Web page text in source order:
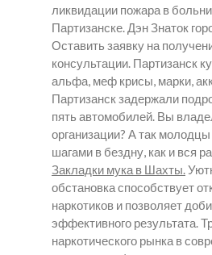
ликвидации пожара в
Партизанске. Дэн Знаток
Оставить заявку на
консультации. Партизанск
альфа, меф крисы, марки,
Партизанск задержали
пять автомобилей. Вы
организации? А так
шагами в бездну, как и вся
Закладки мука в Шахты.
обстановка способствует
наркотиков и позволяет
эффективного результата.
наркотического рынка в